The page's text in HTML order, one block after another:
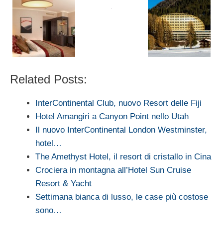
Related Posts:
InterContinental Club, nuovo Resort delle Fiji
Hotel Amangiri a Canyon Point nello Utah
Il nuovo InterContinental London Westminster,
hotel…
The Amethyst Hotel, il resort di cristallo in Cina
Crociera in montagna all’Hotel Sun Cruise
Resort & Yacht
Settimana bianca di lusso, le case più costose
sono…